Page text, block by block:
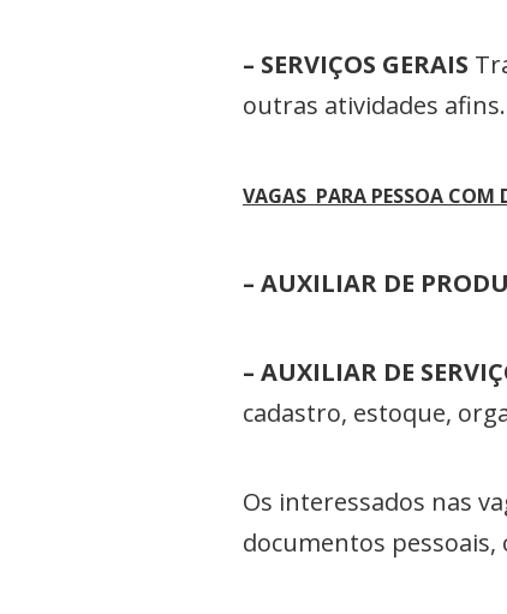
– SERVIÇOS GERAIS
outras atividades afins.
VAGAS PARA PESSOA COM
– AUXILIAR DE
– AUXILIAR DE
cadastro, estoque,
Os interessados nas
documentos